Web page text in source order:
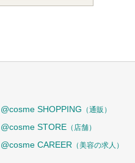
@cosme SHOPPING （通販）
@cosme STORE （店舗）
@cosme CAREER （美容の求人）